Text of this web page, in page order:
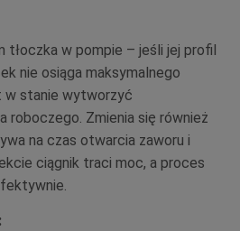
tłoczka w pompie – jeśli jej profil
nie osiąga maksymalnego
w stanie wytworzyć
roboczego. Zmienia się również
na czas otwarcia zaworu i
ciągnik traci moc, a proces